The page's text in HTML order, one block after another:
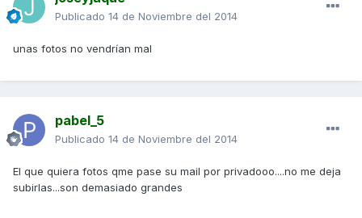
Publicado 14 de Noviembre del 2014
unas fotos no vendrían mal
pabel_5
Publicado 14 de Noviembre del 2014
El que quiera fotos qme pase su mail por privadooo....no me deja
subirlas...son demasiado grandes